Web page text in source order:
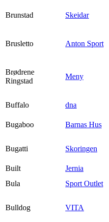
Brunstad Skeidar
Brusletto Anton Sport
Brødrene
Ringstad
Meny
Buffalo
dna
Bugaboo
Barnas Hus
Bugatti Skoringen
Built
Jernia
Bula
Sport Outlet
Bulldog VITA